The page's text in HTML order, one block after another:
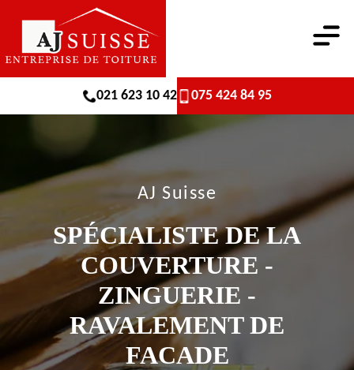
021 623 10 42 075 424 84 95
AJ Suisse
SPÉCIALISTE DE LA
COUVERTURE -
ZINGUERIE -
RAVALEMENT DE
FACADE